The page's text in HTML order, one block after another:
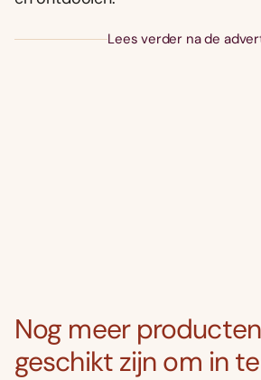
Lees verder na de
Nog meer
geschikt zijn om in